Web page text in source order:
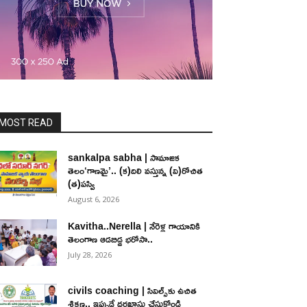
READ
sankalpa sabha | సామాజిక
తెలం‘గాణమై’.. (క)దిలి వస్తున్న (వి)రోచిత
(త)పస్వి
August 6, 2026
Kavitha..Nerella | నేరెళ్ల గాయానికి
తెలంగాణ ఆడబిడ్డ భరోసా..
July 28, 2026
civils coaching | సివిల్స్‌కు ఉచిత
శిక్ష‌ణ.. ఇప్పుడే ద‌ర‌ఖాస్తు చేసుకోండి